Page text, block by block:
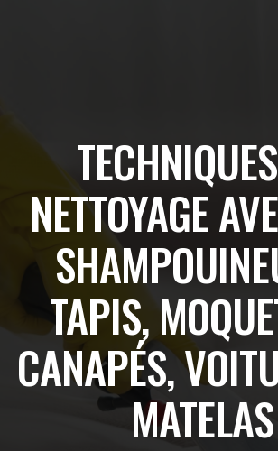
NETTOYAGE
TAPIS,
CANAPÉS,
MATELAS